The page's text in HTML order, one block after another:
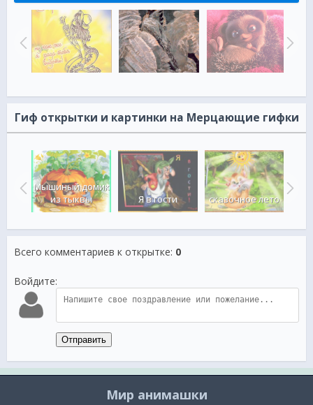
Гиф открытки и картинки на Мерцающие гифки
Мышиный домик
из тыквы
Я в гости сказочное лето
Всего комментариев к открытке: 0
Войдите:
Отправить
Мир анимашки